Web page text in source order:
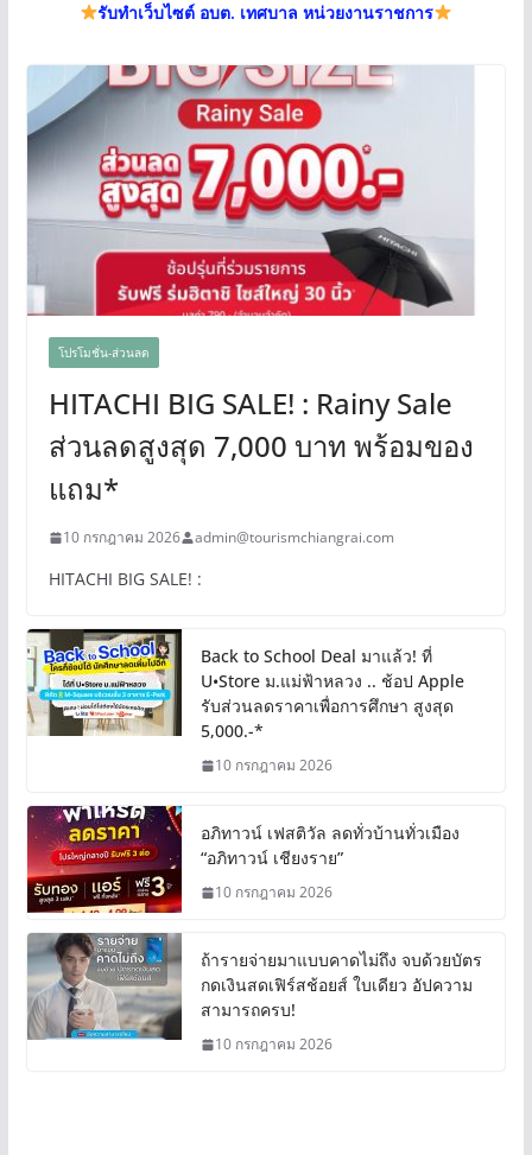
รับทำเว็บไซต์ อบต. เทศบาล หน่วยงานราชการ
โปรโมชั่น-ส่วนลด
HITACHI BIG SALE! : Rainy Sale
ส่วนลดสูงสุด 7,000 บาท พร้อมของ
แถม*
10 กรกฎาคม 2026 admin@tourismchiangrai.com
HITACHI BIG SALE! :
Back to School Deal มาแล้ว! ที่
U•Store ม.แม่ฟ้าหลวง .. ช้อป Apple
รับส่วนลดราคาเพื่อการศึกษา สูงสุด
5,000.-*
10 กรกฎาคม 2026
อภิทาวน์ เฟสติวัล ลดทั่วบ้านทั่วเมือง
“อภิทาวน์ เชียงราย”
10 กรกฎาคม 2026
ถ้ารายจ่ายมาแบบคาดไม่ถึง จบด้วยบัตร
กดเงินสดเฟิร์สช้อยส์ ใบเดียว อัปความ
สามารถครบ!
10 กรกฎาคม 2026